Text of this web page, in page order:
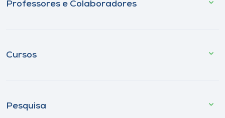
Professores e Colaboradores
Cursos
Pesquisa